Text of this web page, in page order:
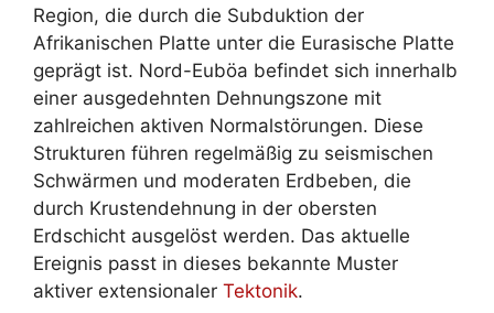
Region, die durch die Subduktion der
Afrikanischen Platte unter die Eurasische Platte
geprägt ist. Nord-Euböa befindet sich innerhalb
einer ausgedehnten Dehnungszone mit
zahlreichen aktiven Normalstörungen. Diese
Strukturen führen regelmäßig zu seismischen
Schwärmen und moderaten Erdbeben, die
durch Krustendehnung in der obersten
Erdschicht ausgelöst werden. Das aktuelle
Ereignis passt in dieses bekannte Muster
aktiver extensionaler Tektonik.